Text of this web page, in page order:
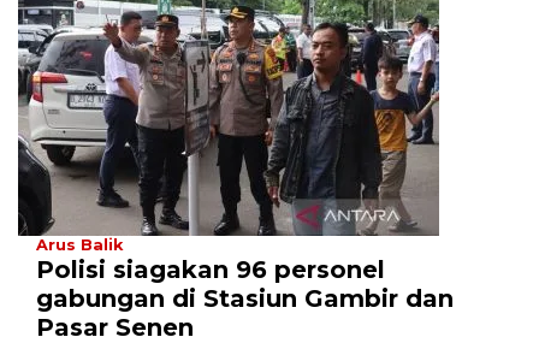
Arus Balik
Polisi siagakan 96 personel
gabungan di Stasiun Gambir dan
Pasar Senen